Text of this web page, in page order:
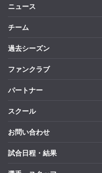
ニュース
チーム
過去シーズン
ファンクラブ
パートナー
スクール
お問い合わせ
試合日程・結果